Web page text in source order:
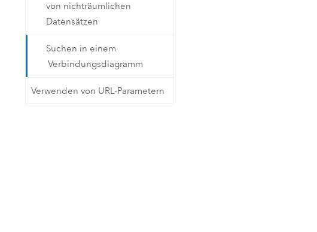
von nichträumlichen
Datensätzen
Suchen in einem
Verbindungsdiagramm
Verwenden von URL-Parametern